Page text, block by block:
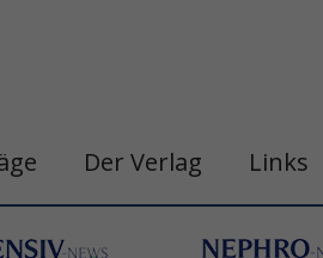
Der Verlag Links